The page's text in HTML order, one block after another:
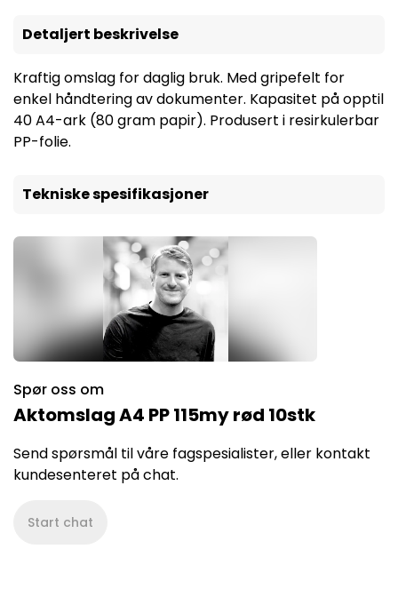
Detaljert beskrivelse
Kraftig omslag for daglig bruk. Med gripefelt for
enkel håndtering av dokumenter. Kapasitet på opptil
40 A4-ark (80 gram papir). Produsert i resirkulerbar
PP-folie.
Tekniske spesifikasjoner
Spør oss om
Aktomslag A4 PP 115my rød 10stk
Send spørsmål til våre fagspesialister, eller kontakt
kundesenteret på chat.
Start chat